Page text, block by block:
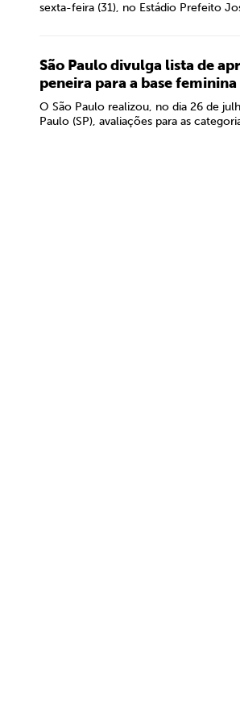
sexta-feira (31), no Estádio Prefeito
São Paulo divulga lista de
peneira para a base feminina
O São Paulo realizou, no dia 26 de
Paulo (SP), avaliações para as